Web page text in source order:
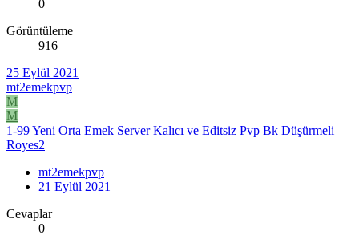
0
Görüntüleme
916
25 Eylül 2021
mt2emekpvp
M
M
1-99 Yeni Orta Emek Server Kalıcı ve Editsiz Pvp Bk Düşürmeli
Royes2
mt2emekpvp
21 Eylül 2021
Cevaplar
0